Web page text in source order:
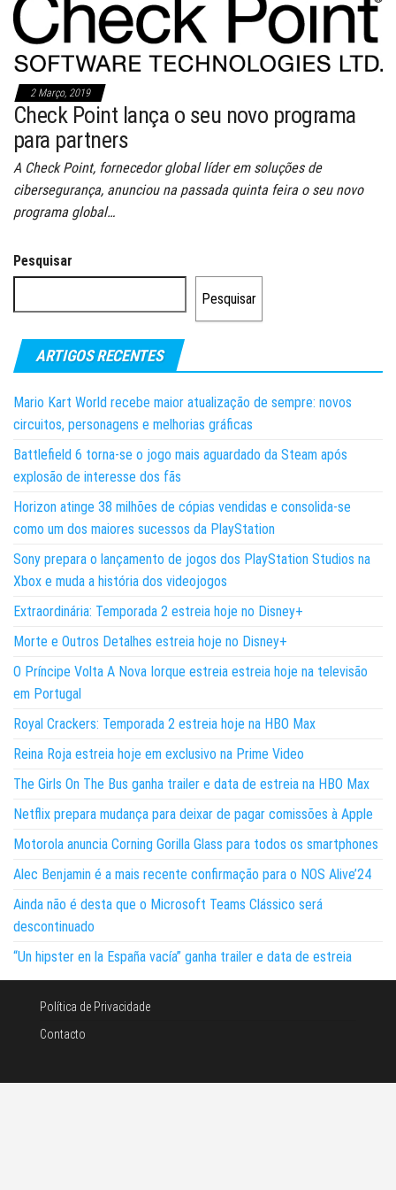
2 Março, 2019
Check Point lança o seu novo programa
para partners
A Check Point, fornecedor global líder em soluções de
cibersegurança, anunciou na passada quinta feira o seu novo
programa global…
Pesquisar
Pesquisar
ARTIGOS RECENTES
Mario Kart World recebe maior atualização de sempre: novos
circuitos, personagens e melhorias gráficas
Battlefield 6 torna-se o jogo mais aguardado da Steam após
explosão de interesse dos fãs
Horizon atinge 38 milhões de cópias vendidas e consolida-se
como um dos maiores sucessos da PlayStation
Sony prepara o lançamento de jogos dos PlayStation Studios na
Xbox e muda a história dos videojogos
Extraordinária: Temporada 2 estreia hoje no Disney+
Morte e Outros Detalhes estreia hoje no Disney+
O Príncipe Volta A Nova Iorque estreia estreia hoje na televisão
em Portugal
Royal Crackers: Temporada 2 estreia hoje na HBO Max
Reina Roja estreia hoje em exclusivo na Prime Video
The Girls On The Bus ganha trailer e data de estreia na HBO Max
Netflix prepara mudança para deixar de pagar comissões à Apple
Motorola anuncia Corning Gorilla Glass para todos os smartphones
Alec Benjamin é a mais recente confirmação para o NOS Alive’24
Ainda não é desta que o Microsoft Teams Clássico será
descontinuado
“Un hipster en la España vacía” ganha trailer e data de estreia
Política de Privacidade
Contacto